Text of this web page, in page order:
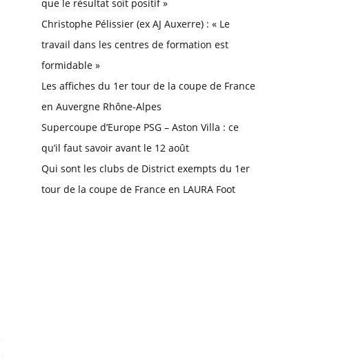
que le résultat soit positif »
Christophe Pélissier (ex AJ Auxerre) : « Le
travail dans les centres de formation est
formidable »
Les affiches du 1er tour de la coupe de France
en Auvergne Rhône-Alpes
Supercoupe d’Europe PSG – Aston Villa : ce
qu’il faut savoir avant le 12 août
Qui sont les clubs de District exempts du 1er
tour de la coupe de France en LAURA Foot